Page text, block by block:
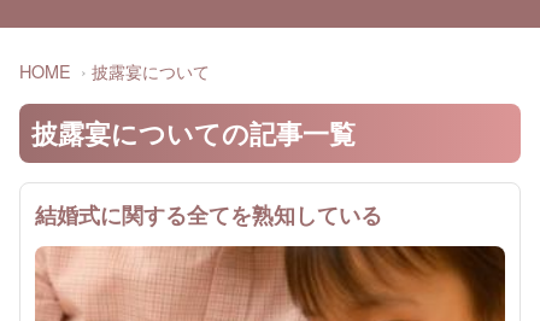
HOME 披露宴について
披露宴についての記事一覧
結婚式に関する全てを熟知している